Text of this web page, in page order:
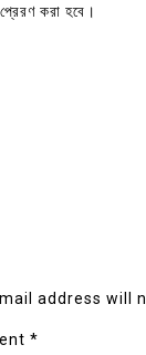
প্রেরণ করা হবে।
address will
*